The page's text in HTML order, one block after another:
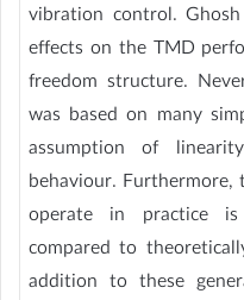
vibration control.
effects on the TMD
freedom structure.
was based on many
assumption of
behaviour.
operate in practice is
compared to
addition to these